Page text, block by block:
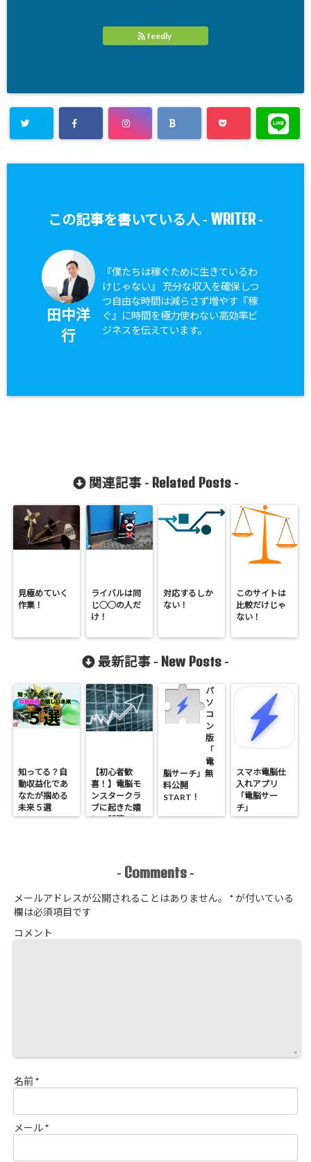
feedly
この記事を書いている人 - WRITER-
田中洋
行
『僕たちは稼ぐために生きているわ
けじゃない』 充分な収入を確保しつ
つ自由な時間は減らさず増やす『稼
ぐ』に時間を極力使わない高効率ビ
ジネスを伝えています。
関連記事 - Related Posts-
見極めていく
作業！
ライバルは同
じ◯◯の人だ
け！
対応するしか
ない！
このサイトは
比較だけじゃ
ない！
最新記事 - New Posts -
知ってる？自
動収益化であ
なたが掴める
未来５選
【初心者歓
喜！】電脳モ
ンスタークラ
ブに起きた嬉
しい誤算
パ
ソ
コ
ン
版
「
電
脳サーチ」無
料公開
START！
スマホ電脳仕
入れアプリ
「電脳サー
チ」
- Comments -
メールアドレスが公開されることはありません。 *が付いている
欄は必須項目です
コメント
名前*
メール*